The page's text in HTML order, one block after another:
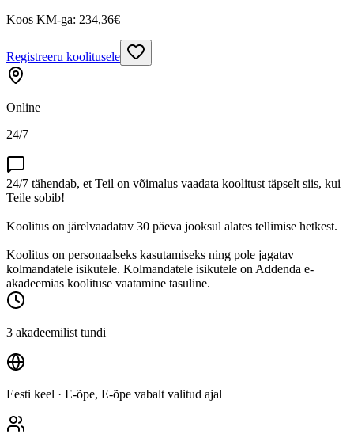
Koos KM-ga: 234,36€
Registreeru koolitusele
Online
24/7
24/7 tähendab, et Teil on võimalus vaadata koolitust täpselt siis, kui
Teile sobib!
Koolitus on järelvaadatav 30 päeva jooksul alates tellimise hetkest.
Koolitus on personaalseks kasutamiseks ning pole jagatav
kolmandatele isikutele. Kolmandatele isikutele on Addenda e-
akadeemias koolituse vaatamine tasuline.
3 akadeemilist tundi
Eesti keel · E-õpe, E-õpe vabalt valitud ajal